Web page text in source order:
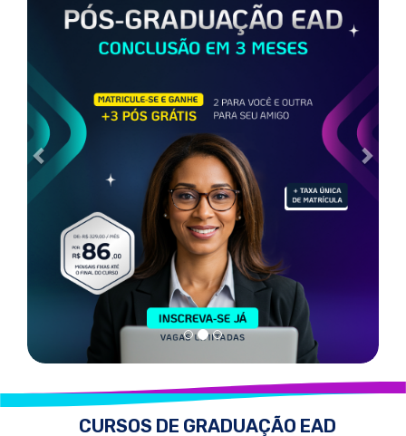
CURSOS DE GRADUAÇÃO EAD